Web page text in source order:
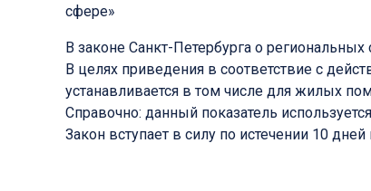
сфере»
В законе Санкт-Петербурга о
В целях приведения в соответствие с
устанавливается в том числе для жилых
Справочно: данный показатель
Закон вступает в силу по истечении 10